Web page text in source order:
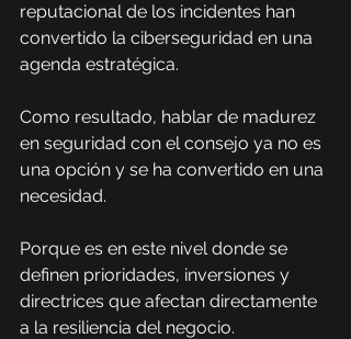
reputacional de los incidentes han
convertido la ciberseguridad en una
agenda estratégica.
Como resultado, hablar de madurez
en seguridad con el consejo ya no es
una opción y se ha convertido en una
necesidad.
Porque es en este nivel donde se
definen prioridades, inversiones y
directrices que afectan directamente
a la resiliencia del negocio.